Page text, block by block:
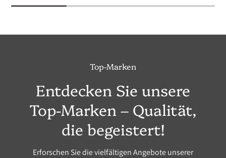
Top-Marken
Entdecken Sie unsere
Top-Marken – Qualität,
die begeistert!
Erforschen Sie die vielfältigen Angebote unserer